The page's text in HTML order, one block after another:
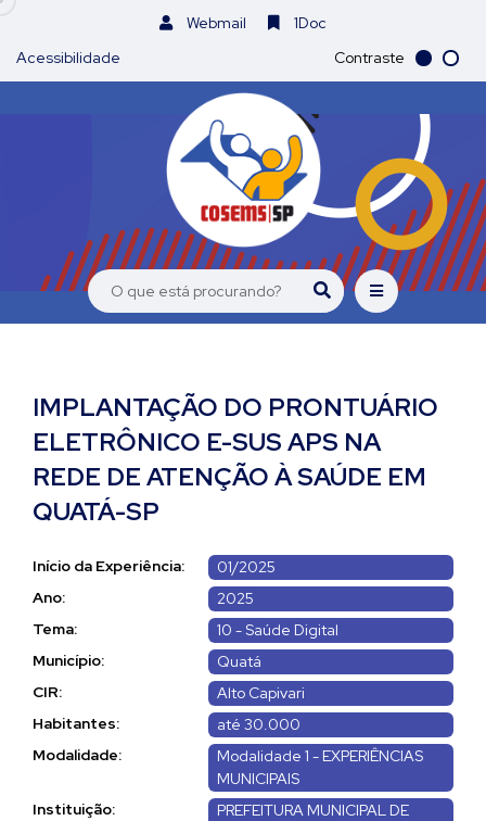
Webmail
1Doc
Acessibilidade
Contraste
IMPLANTAÇÃO DO PRONTUÁRIO
ELETRÔNICO E-SUS APS NA
REDE DE ATENÇÃO À SAÚDE EM
QUATÁ-SP
Início da Experiência:
01/2025
Ano:
2025
Tema:
10 - Saúde Digital
Município:
Quatá
CIR:
Alto Capivari
Habitantes:
até 30.000
Modalidade:
Modalidade 1 - EXPERIÊNCIAS
MUNICIPAIS
Instituição:
PREFEITURA MUNICIPAL DE